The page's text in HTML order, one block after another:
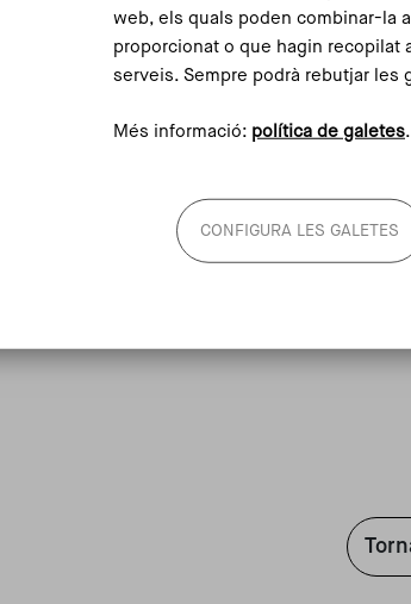
net: La nova
la
Les
de l'energia
Llegeix més
web, els quals poden combinar-la
proporcionat o que hagin recopilat
serveis. Sempre podrà rebutjar les
Més informació: política de galetes.
CONFIGURA LES GALETES